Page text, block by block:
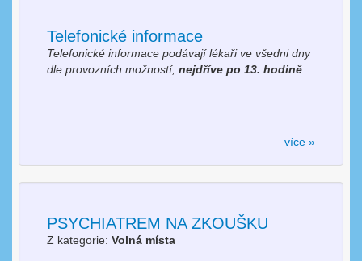
Telefonické informace
Telefonické informace podávají lékaři ve všedni dny
dle provozních možností, nejdříve po 13. hodině.
více »
PSYCHIATREM NA ZKOUŠKU
Z kategorie: Volná místa